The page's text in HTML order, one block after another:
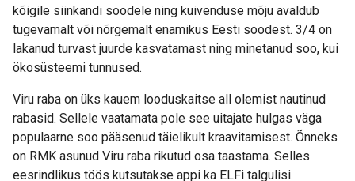
kõigile siinkandi soodele ning kuivenduse mõju avaldub
tugevamalt või nõrgemalt enamikus Eesti soodest. 3/4 on
lakanud turvast juurde kasvatamast ning minetanud soo, kui
ökosüsteemi tunnused.
Viru raba on üks kauem looduskaitse all olemist nautinud
rabasid. Sellele vaatamata pole see uitajate hulgas väga
populaarne soo pääsenud täielikult kraavitamisest. Õnneks
on RMK asunud Viru raba rikutud osa taastama. Selles
eesrindlikus töös kutsutakse appi ka ELFi talgulisi.